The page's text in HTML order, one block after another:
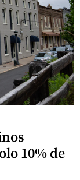
10% de